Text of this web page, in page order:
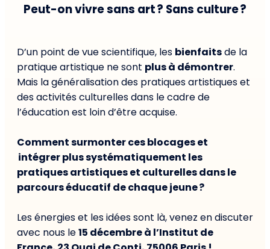
Peut-on vivre sans art ? Sans culture ?
D’un point de vue scientifique, les bienfaitsde la
pratique artistique ne sont plus à démontrer.
Mais la généralisation des pratiques artistiques et
des activités culturelles dans le cadre de
l’éducation est loin d’être acquise.
Comment surmonter ces blocages et
intégrer plus systématiquement les
pratiques artistiques et culturelles dans le
parcours éducatif de chaque jeune ?
Les énergies et les idées sont là, venez en discuter
avec nous le15 décembre à l’Institut de